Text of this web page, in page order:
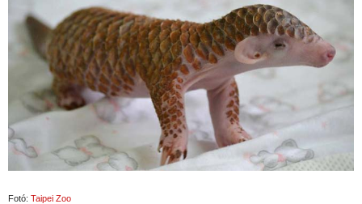
Fotó: Taipei Zoo